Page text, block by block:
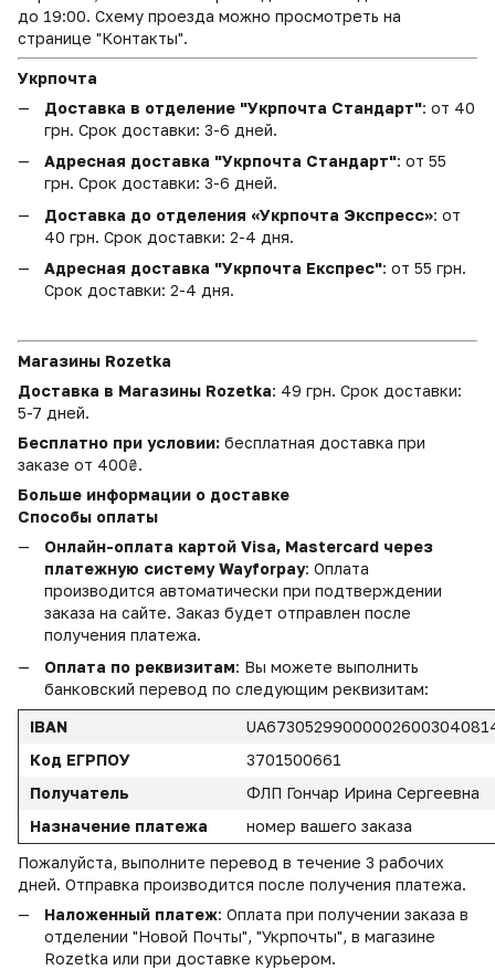
до 19:00. Схему проезда можно просмотреть на
странице "Контакты".
Укрпочта
Доставка в отделение "Укрпочта Стандарт": от 40
грн. Срок доставки: 3-6 дней.
Адресная доставка "Укрпочта Стандарт": от 55
грн. Срок доставки: 3-6 дней.
Доставка до отделения «Укрпочта Экспресс»: от
40 грн. Срок доставки: 2-4 дня.
Адресная доставка "Укрпочта Експрес": от 55 грн.
Срок доставки: 2-4 дня.
Магазины Rozetka
Доставка в Магазины Rozetka: 49 грн. Срок доставки:
5-7 дней.
Бесплатно при условии: бесплатная доставка при
заказе от 400₴.
Больше информации о доставке
Способы оплаты
Онлайн-оплата картой Visa, Mastercard через
платежную систему Wayforpay: Оплата
производится автоматически при подтверждении
заказа на сайте. Заказ будет отправлен после
получения платежа.
Оплата по реквизитам: Вы можете выполнить
банковский перевод по следующим реквизитам:
IBAN
Код ЕГРПОУ
3701500661
Получатель
ФЛП Гончар Ирина Сергеевна
Назначение платежа
номер вашего заказа
Пожалуйста, выполните перевод в течение 3 рабочих
дней. Отправка производится после получения платежа.
Наложенный платеж: Оплата при получении заказа в
отделении "Новой Почты", "Укрпочты", в магазине
Rozetka или при доставке курьером.